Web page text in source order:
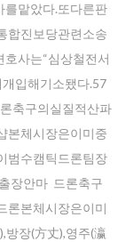
를맡았다.또다른판
합진보당관련소송
사는“심상철전서
입해기소됐다.57
축구의실질적산파
본체시장은이미중
범수캠틱드론팀장
장안마 드론축구
론본체시장은이미
방장(方丈),영주(瀛